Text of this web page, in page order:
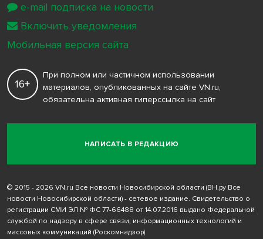
НАПИСАТЬ В РЕДАКЦИЮ
16+
При полном или частичном использовании
материалов, опубликованных на сайте VN.ru,
обязательна активная гиперссылка на сайт
© 2015 - 2026 VN.ru Все новости Новосибирской области (ВН.ру Все
новости Новосибирской области) - сетевое издание. Свидетельство о
регистрации СМИ ЭЛ № ФС 77-66488 от 14.07.2016 выдано Федеральной
службой по надзору в сфере связи, информационных технологий и
массовых коммуникаций (Роскомнадзор)
e-mail подписка на новости
Включить уведомления
Мобильная версия сайта